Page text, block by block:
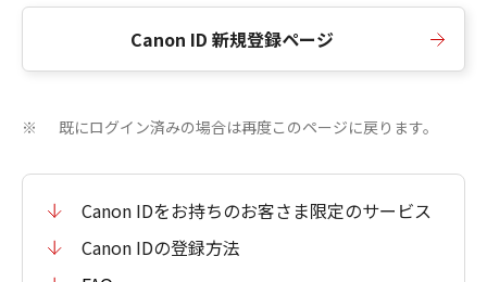
Canon ID 新規登録ページ
※ 既にログイン済みの場合は再度このページに戻ります。
Canon IDをお持ちのお客さま限定のサービス
Canon IDの登録方法